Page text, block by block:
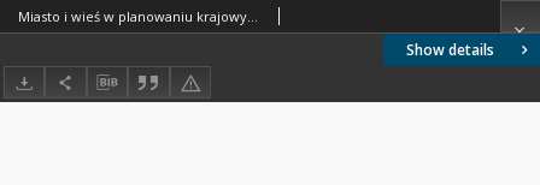
Show details
Miasto i wieś w planowaniu krajowym i regionalnym